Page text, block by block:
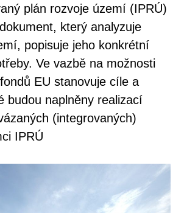
plán rozvoje území (IPRÚ)
který analyzuje
popisuje jeho konkrétní
Ve vazbě na možnosti
EU stanovuje cíle a
budou naplněny realizací
(integrovaných)
IPRÚ